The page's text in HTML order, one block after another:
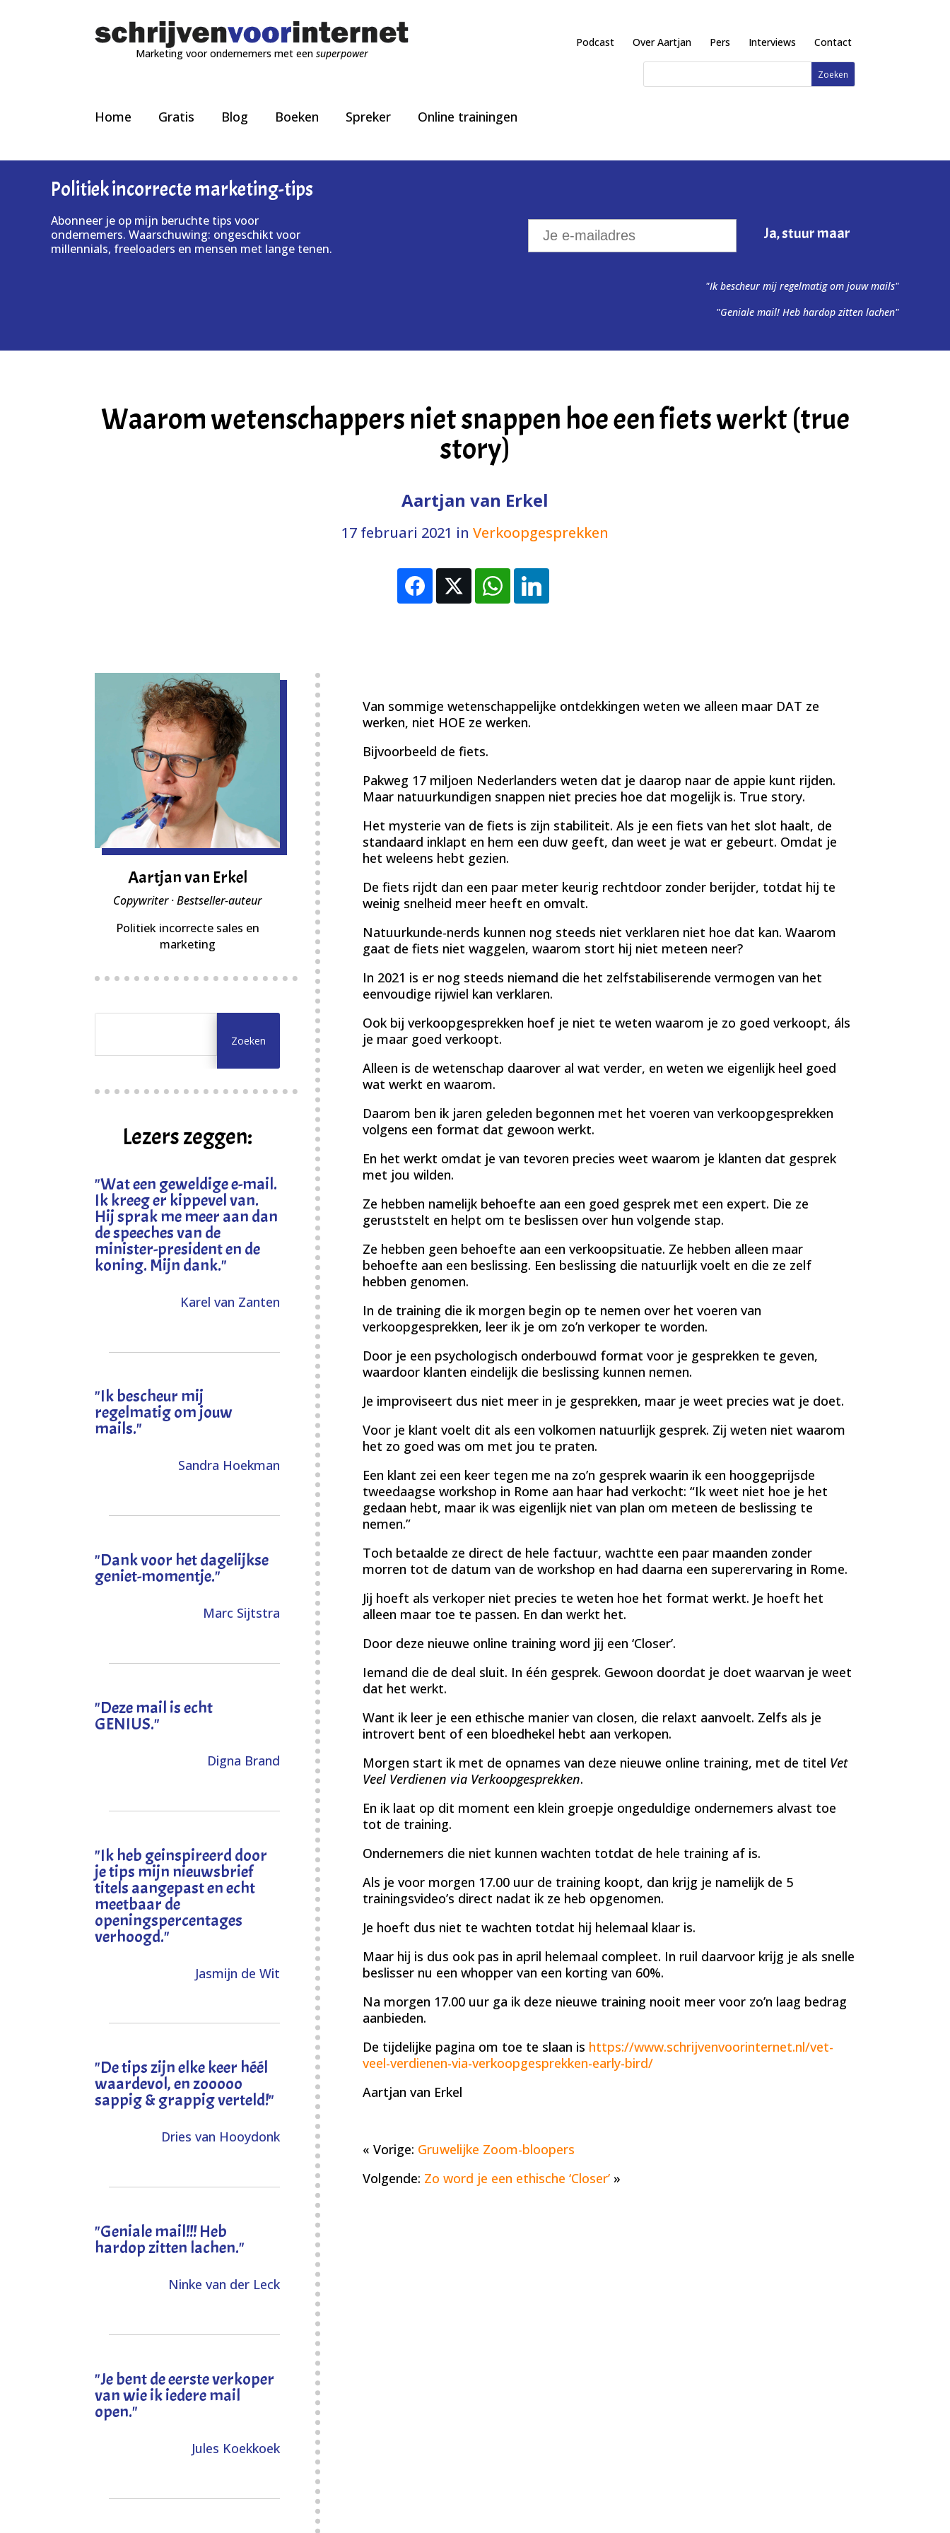
Marketing voor ondernemers met eensuperpower
Podcast Over Aartjan Pers Interviews Contact
Home Gratis Blog Boeken Spreker Online trainingen
Politiek incorrecte marketing-tips
Abonneer je op mijn beruchte tips voor
ondernemers. Waarschuwing: ongeschikt voor
millennials, freeloaders en mensen met lange tenen.
"Ik bescheur mij regelmatig om jouw mails"
"Geniale mail! Heb hardop zitten lachen"
Waarom wetenschappers niet snappen hoe een fiets werkt (true
story)
Aartjan van Erkel
17 februari 2021 in Verkoopgesprekken
Aartjan van Erkel
Copywriter · Bestseller-auteur
Politiek incorrecte sales en
marketing
Lezers zeggen:
"Wat een geweldige e-mail.
Ik kreeg er kippevel van.
Hij sprak me meer aan dan
de speeches van de
minister-president en de
koning. Mijn dank."
Karel van Zanten
"Ik bescheur mij
regelmatig om jouw
mails."
Sandra Hoekman
"Dank voor het dagelijkse
geniet-momentje."
Marc Sijtstra
"Deze mail is echt
GENIUS."
Digna Brand
"Ik heb geinspireerd door
je tips mijn nieuwsbrief
titels aangepast en echt
meetbaar de
openingspercentages
verhoogd."
Jasmijn de Wit
"De tips zijn elke keer héél
waardevol, en zooooo
sappig & grappig verteld!"
Dries van Hooydonk
"Geniale mail!!! Heb
hardop zitten lachen."
Ninke van der Leck
"Je bent de eerste verkoper
van wie ik iedere mail
open."
Jules Koekkoek
Van sommige wetenschappelijke ontdekkingen weten we alleen maar DAT ze
werken, niet HOE ze werken.
Bijvoorbeeld de fiets.
Pakweg 17 miljoen Nederlanders weten dat je daarop naar de appie kunt rijden.
Maar natuurkundigen snappen niet precies hoe dat mogelijk is. True story.
Het mysterie van de fiets is zijn stabiliteit. Als je een fiets van het slot haalt, de
standaard inklapt en hem een duw geeft, dan weet je wat er gebeurt. Omdat je
het weleens hebt gezien.
De fiets rijdt dan een paar meter keurig rechtdoor zonder berijder, totdat hij te
weinig snelheid meer heeft en omvalt.
Natuurkunde-nerds kunnen nog steeds niet verklaren niet hoe dat kan. Waarom
gaat de fiets niet waggelen, waarom stort hij niet meteen neer?
In 2021 is er nog steeds niemand die het zelfstabiliserende vermogen van het
eenvoudige rijwiel kan verklaren.
Ook bij verkoopgesprekken hoef je niet te weten waarom je zo goed verkoopt, áls
je maar goed verkoopt.
Alleen is de wetenschap daarover al wat verder, en weten we eigenlijk heel goed
wat werkt en waarom.
Daarom ben ik jaren geleden begonnen met het voeren van verkoopgesprekken
volgens een format dat gewoon werkt.
En het werkt omdat je van tevoren precies weet waarom je klanten dat gesprek
met jou wilden.
Ze hebben namelijk behoefte aan een goed gesprek met een expert. Die ze
geruststelt en helpt om te beslissen over hun volgende stap.
Ze hebben geen behoefte aan een verkoopsituatie. Ze hebben alleen maar
behoefte aan een beslissing. Een beslissing die natuurlijk voelt en die ze zelf
hebben genomen.
In de training die ik morgen begin op te nemen over het voeren van
verkoopgesprekken, leer ik je om zo’n verkoper te worden.
Door je een psychologisch onderbouwd format voor je gesprekken te geven,
waardoor klanten eindelijk die beslissing kunnen nemen.
Je improviseert dus niet meer in je gesprekken, maar je weet precies wat je doet.
Voor je klant voelt dit als een volkomen natuurlijk gesprek. Zij weten niet waarom
het zo goed was om met jou te praten.
Een klant zei een keer tegen me na zo’n gesprek waarin ik een hooggeprijsde
tweedaagse workshop in Rome aan haar had verkocht: “Ik weet niet hoe je het
gedaan hebt, maar ik was eigenlijk niet van plan om meteen de beslissing te
nemen.”
Toch betaalde ze direct de hele factuur, wachtte een paar maanden zonder
morren tot de datum van de workshop en had daarna een superervaring in Rome.
Jij hoeft als verkoper niet precies te weten hoe het format werkt. Je hoeft het
alleen maar toe te passen. En dan werkt het.
Door deze nieuwe online training word jij een ‘Closer’.
Iemand die de deal sluit. In één gesprek. Gewoon doordat je doet waarvan je weet
dat het werkt.
Want ik leer je een ethische manier van closen, die relaxt aanvoelt. Zelfs als je
introvert bent of een bloedhekel hebt aan verkopen.
Morgen start ik met de opnames van deze nieuwe online training, met de titel Vet
Veel Verdienen via Verkoopgesprekken.
En ik laat op dit moment een klein groepje ongeduldige ondernemers alvast toe
tot de training.
Ondernemers die niet kunnen wachten totdat de hele training af is.
Als je voor morgen 17.00 uur de training koopt, dan krijg je namelijk de 5
trainingsvideo’s direct nadat ik ze heb opgenomen.
Je hoeft dus niet te wachten totdat hij helemaal klaar is.
Maar hij is dus ook pas in april helemaal compleet. In ruil daarvoor krijg je als snelle
beslisser nu een whopper van een korting van 60%.
Na morgen 17.00 uur ga ik deze nieuwe training nooit meer voor zo’n laag bedrag
aanbieden.
De tijdelijke pagina om toe te slaan is https://www.schrijvenvoorinternet.nl/vet-
veel-verdienen-via-verkoopgesprekken-early-bird/
Aartjan van Erkel
« Vorige: Gruwelijke Zoom-bloopers
Volgende: Zo word je een ethische ‘Closer’»